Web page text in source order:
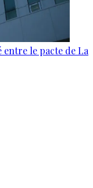
le pacte de La